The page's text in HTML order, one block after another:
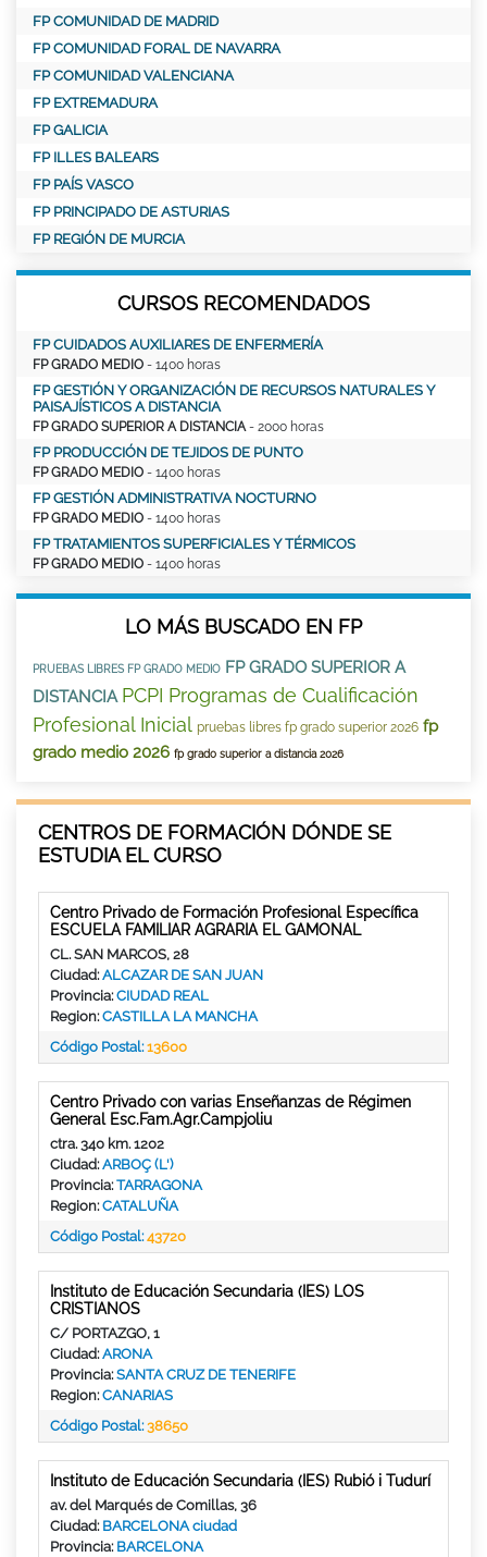
FP COMUNIDAD DE MADRID
FP COMUNIDAD FORAL DE NAVARRA
FP COMUNIDAD VALENCIANA
FP EXTREMADURA
FP GALICIA
FP ILLES BALEARS
FP PAÍS VASCO
FP PRINCIPADO DE ASTURIAS
FP REGIÓN DE MURCIA
CURSOS RECOMENDADOS
FP CUIDADOS AUXILIARES DE ENFERMERÍA
FP GRADO MEDIO - 1400 horas
FP GESTIÓN Y ORGANIZACIÓN DE RECURSOS NATURALES Y
PAISAJÍSTICOS A DISTANCIA
FP GRADO SUPERIOR A DISTANCIA - 2000 horas
FP PRODUCCIÓN DE TEJIDOS DE PUNTO
FP GRADO MEDIO - 1400 horas
FP GESTIÓN ADMINISTRATIVA NOCTURNO
FP GRADO MEDIO - 1400 horas
FP TRATAMIENTOS SUPERFICIALES Y TÉRMICOS
FP GRADO MEDIO - 1400 horas
LO MÁS BUSCADO EN FP
PRUEBAS LIBRES FP GRADO MEDIO FP GRADO SUPERIOR A
DISTANCIA PCPI Programas de Cualificación
Profesional Inicial pruebas libres fp grado superior 2026 fp
grado medio 2026 fp grado superior a distancia 2026
CENTROS DE FORMACIÓN DÓNDE SE
ESTUDIA EL CURSO
Centro Privado de Formación Profesional Específica
ESCUELA FAMILIAR AGRARIA EL GAMONAL
CL. SAN MARCOS, 28
Ciudad:ALCAZAR DE SAN JUAN
Provincia:CIUDAD REAL
Region:CASTILLA LA MANCHA
Código Postal:13600
Centro Privado con varias Enseñanzas de Régimen
General Esc.Fam.Agr.Campjoliu
ctra. 340 km. 1202
Ciudad:ARBOÇ (L')
Provincia:TARRAGONA
Region:CATALUÑA
Código Postal:43720
Instituto de Educación Secundaria (IES) LOS
CRISTIANOS
C/ PORTAZGO, 1
Ciudad:ARONA
Provincia:SANTA CRUZ DE TENERIFE
Region:CANARIAS
Código Postal:38650
Instituto de Educación Secundaria (IES) Rubió i Tudurí
av. del Marqués de Comillas, 36
Ciudad: BARCELONA ciudad
Provincia: BARCELONA